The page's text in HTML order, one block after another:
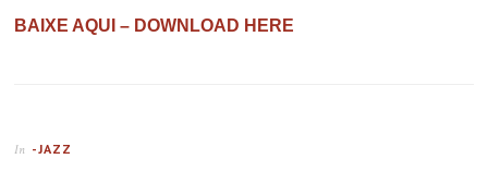
BAIXE AQUI – DOWNLOAD HERE
In -JAZZ